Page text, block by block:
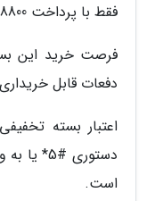
فقط با پرداخت 8800 تومان فعال و استفاده نمایند.
دفعات قابل
دستوری
است.